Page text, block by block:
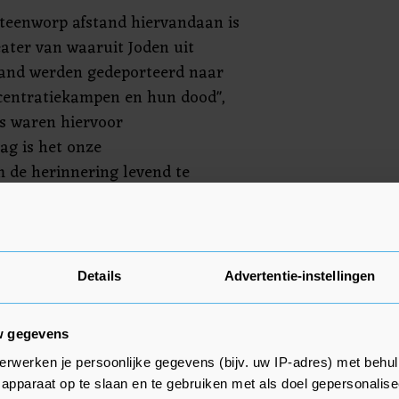
Details Advertentie-instellingen
gegevens
je persoonlijke gegevens (bijv. uw IP-adres) met
op te slaan en te gebruiken met als doel
afstand hiervandaan is
van waaruit Joden uit
werden gedeporteerd naar
en hun dood",
waren hiervoor
is het onze
herinnering levend te
verder een oproep om
racisme te blijven bestrijden.